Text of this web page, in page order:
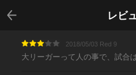
レビ
戻る
2018/05/03 Red 9
大リーガーって人の事で、試合